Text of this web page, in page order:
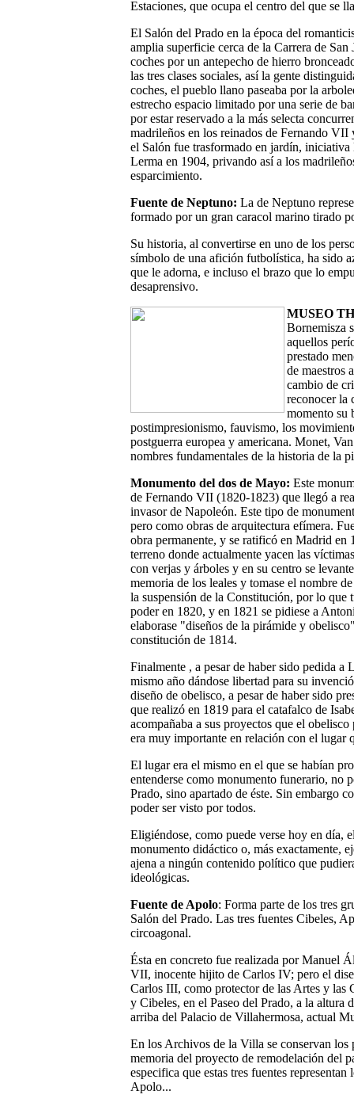
Estaciones, que ocupa el centro del que se
El Salón del Prado en la época del
amplia superficie cerca de la Carrera de
coches por un antepecho de hierro
las tres clases sociales, así la gente
coches, el pueblo llano paseaba por la
estrecho espacio limitado por una serie de
por estar reservado a la más selecta
madrileños en los reinados de Fernando VII
el Salón fue trasformado en jardín,
Lerma en 1904, privando así a los
esparcimiento.
Fuente de Neptuno: La de Neptuno
formado por un gran caracol marino tirado
Su historia, al convertirse en uno de los
símbolo de una afición futbolística, ha sido
que le adorna, e incluso el brazo que lo
desaprensivo.
MUSEO
Bornemisza
aquellos
prestado
de maestros
cambio de
reconocer la
momento su
postimpresionismo, fauvismo, los
postguerra europea y americana. Monet,
nombres fundamentales de la historia de la
Monumento del dos de Mayo: Este
de Fernando VII (1820-1823) que llegó a
invasor de Napoleón. Este tipo de
pero como obras de arquitectura efímera.
obra permanente, y se ratificó en Madrid en
terreno donde actualmente yacen las
con verjas y árboles y en su centro se
memoria de los leales y tomase el nombre
la suspensión de la Constitución, por lo que
poder en 1820, y en 1821 se pidiese a
elaborase "diseños de la pirámide y
constitución de 1814.
Finalmente , a pesar de haber sido pedida a
mismo año dándose libertad para su
diseño de obelisco, a pesar de haber sido
que realizó en 1819 para el catafalco de
acompañaba a sus proyectos que el
era muy importante en relación con el lugar
El lugar era el mismo en el que se habían
entenderse como monumento funerario, no
Prado, sino apartado de éste. Sin embargo
poder ser visto por todos.
Eligiéndose, como puede verse hoy en día,
monumento didáctico o, más exactamente,
ajena a ningún contenido político que
ideológicas.
Fuente de Apolo: Forma parte de los tres
Salón del Prado. Las tres fuentes Cibeles,
circoagonal.
Ésta en concreto fue realizada por Manuel
VII, inocente hijito de Carlos IV; pero el
Carlos III, como protector de las Artes y las
y Cibeles, en el Paseo del Prado, a la
arriba del Palacio de Villahermosa, actual
En los Archivos de la Villa se conservan
memoria del proyecto de remodelación del
especifica que estas tres fuentes
Apolo...